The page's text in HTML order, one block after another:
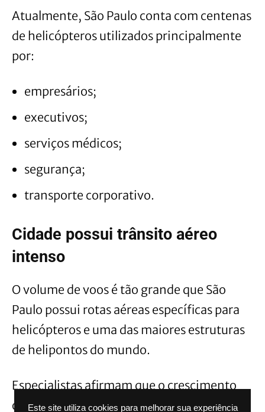
Este site utiliza cookies para melhorar sua experiência
Atualmente, São Paulo conta com centenas
de helicópteros utilizados principalmente
por:
empresários;
executivos;
serviços médicos;
segurança;
transporte corporativo.
Cidade possui trânsito aéreo
intenso
O volume de voos é tão grande que São
Paulo possui rotas aéreas específicas para
helicópteros e uma das maiores estruturas
de helipontos do mundo.
Especialistas afirmam que o crescimento
ocorreu principalmente devido: